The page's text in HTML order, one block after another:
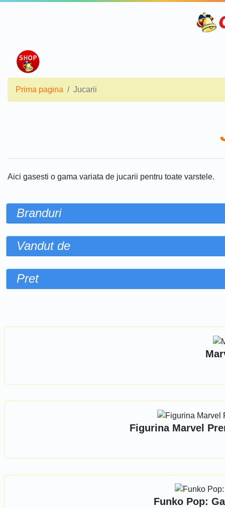
Prima pagina Jucarii
Aici gasesti o gama variata de jucarii pentru toate varstele.
Branduri
Vandut de
Pret
Figurina Marvel
Funko Pop: